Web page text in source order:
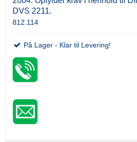
DVS 2211.
812.114
På Lager - Klar til Levering!